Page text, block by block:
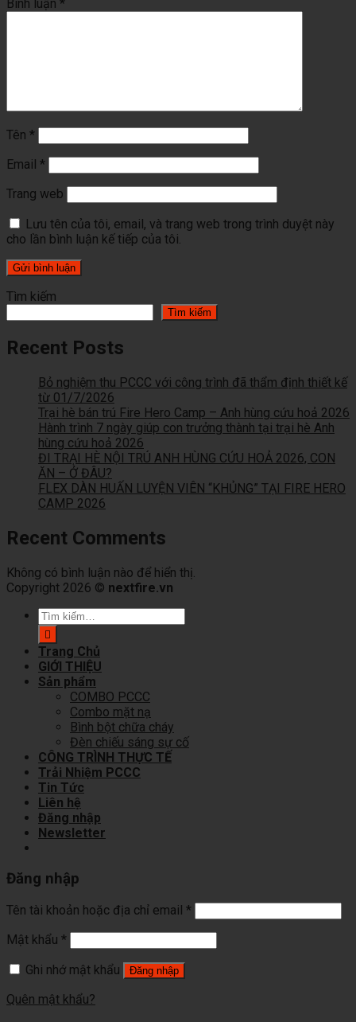
Bình luận *
Tên *
Email *
Trang web
Lưu tên của tôi, email, và trang web trong trình duyệt này
cho lần bình luận kế tiếp của tôi.
Tìm kiếm
Tìm kiếm
Recent Posts
Bỏ nghiệm thu PCCC với công trình đã thẩm định thiết kế
từ 01/7/2026
Trại hè bán trú Fire Hero Camp – Anh hùng cứu hoả 2026
Hành trình 7 ngày giúp con trưởng thành tại trại hè Anh
hùng cứu hoả 2026
ĐI TRẠI HÈ NỘI TRÚ ANH HÙNG CỨU HOẢ 2026, CON
ĂN – Ở ĐÂU?
FLEX DÀN HUẤN LUYỆN VIÊN “KHỦNG” TẠI FIRE HERO
CAMP 2026
Recent Comments
Không có bình luận nào để hiển thị.
Copyright 2026 © nextfire.vn
Tìm
kiếm:
Trang Chủ
GIỚI THIỆU
Sản phẩm
COMBO PCCC
Combo mặt nạ
Bình bột chữa cháy
Đèn chiếu sáng sự cố
CÔNG TRÌNH THỰC TẾ
Trải Nhiệm PCCC
Tin Tức
Liên hệ
Đăng nhập
Newsletter
Đăng nhập
Tên tài khoản hoặc địa chỉ email *
Mật khẩu *
Ghi nhớ mật khẩu
Đăng nhập
Quên mật khẩu?